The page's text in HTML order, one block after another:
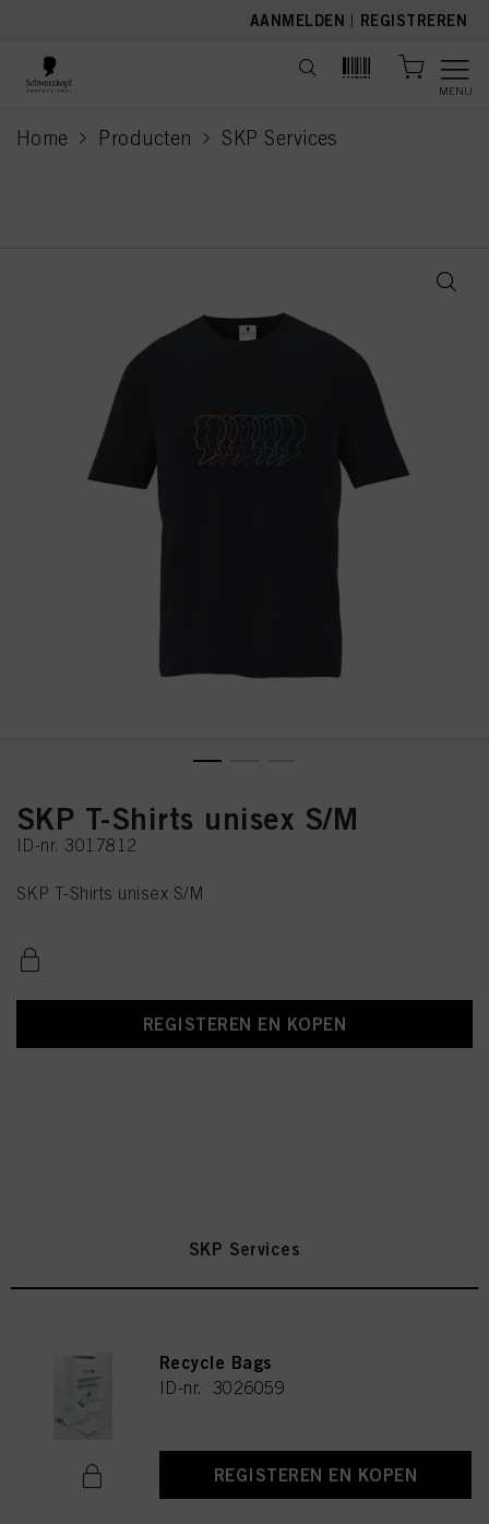
AANMELDEN | REGISTREREN
MENU
Home Producten SKP Services
current page
SKP T-Shirts unisex S/M
ID-nr. 3017812
SKP T-Shirts unisex S/M
REGISTEREN EN KOPEN
SKP Services
Recycle Bags
ID-nr. 3026059
REGISTEREN EN KOPEN